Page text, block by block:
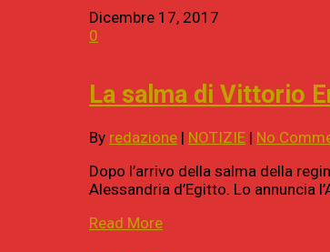
Dicembre 17, 2017
0
La salma di Vittorio
By redazione | NOTIZIE | No
Dopo l’arrivo della salma della
Alessandria d’Egitto. Lo annuncia
Read More